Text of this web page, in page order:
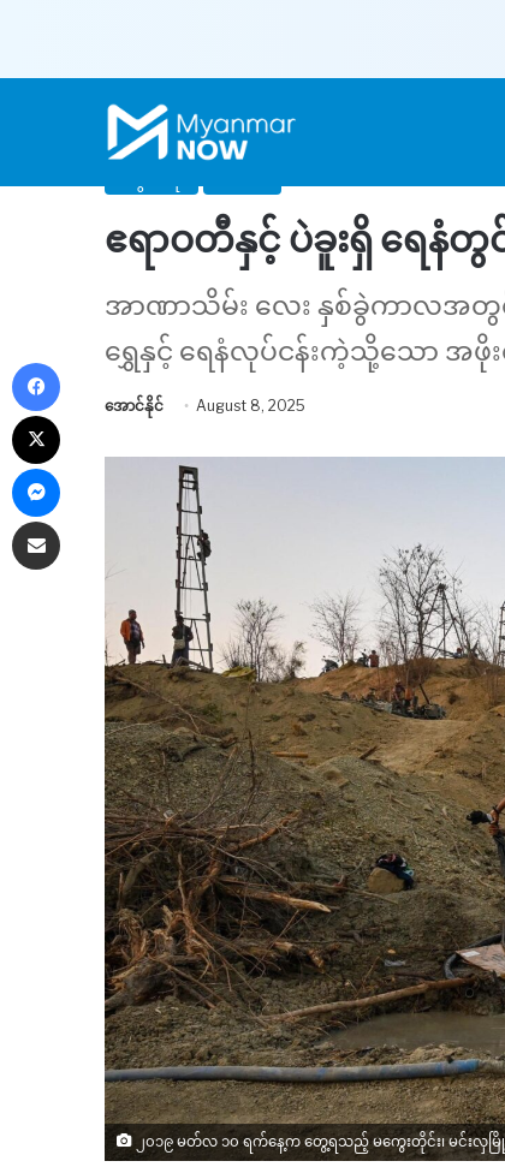
Home သတင်း /ဧရာဝတီနှင့် ပဲခူးရှိ ရေနံတွင်းဟောင်းမ
ဧရာဝတီနှင့် ပဲခူးရှိ ရေနံတွ
အာဏာသိမ်း လေး နှစ်ခွဲကာလအတွင်
ရွှေနှင့် ရေနံလုပ်ငန်းကဲ့သို့သော
အောင်နိုင် August 8, 2025
၂၀၁၉ မတ်လ ၁၀ ရက်နေ့က တွေ့ရသည့် မကွေးတိုင်း၊ မင်းလှမြို့
Facebook